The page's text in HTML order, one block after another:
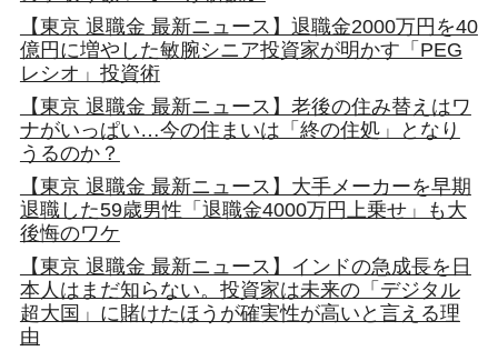
【東京 退職金 最新ニュース】退職金2000万円を40
億円に増やした敏腕シニア投資家が明かす「PEG
レシオ」投資術
【東京 退職金 最新ニュース】老後の住み替えはワ
ナがいっぱい…今の住まいは「終の住処」となり
うるのか？
【東京 退職金 最新ニュース】大手メーカーを早期
退職した59歳男性「退職金4000万円上乗せ」も大
後悔のワケ
【東京 退職金 最新ニュース】インドの急成長を日
本人はまだ知らない。投資家は未来の「デジタル
超大国」に賭けたほうが確実性が高いと言える理
由